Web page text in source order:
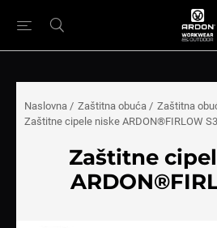
Naslovna / Zaštitna obuća / Zaštitna
Zaštitne cipele niske ARDON®FIRLOW S3
Zaštitne